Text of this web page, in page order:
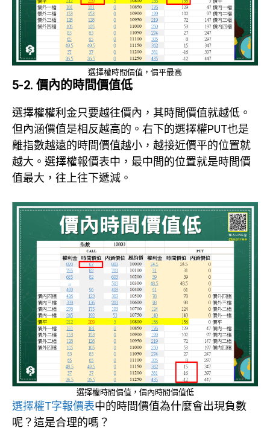
選擇權時間價值，價平最高
5-2. 價內的時間價值低
選擇權權利金只要越往價內，其時間價值就越低。
但內涵價值是相反越高的。右下的選擇權PUT也是
離指數越遠的時間價值越小，越接近價平的位置就
越大。選擇權報價表中，最中間的位置就是時間價
值最大，往上往下遞減。
選擇權時間價值，價內時間價值低
選擇權T字報價表中的時間價值為什麼會出現負數
呢？這是合理的嗎？